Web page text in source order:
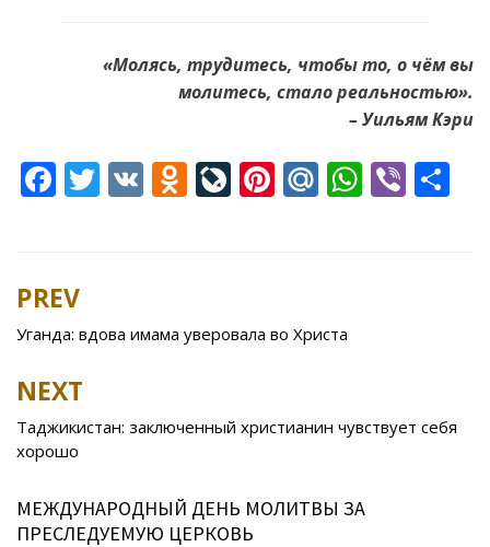
«Молясь, трудитесь, чтобы то, о чём вы
молитесь, стало реальностью».
– Уильям Кэри
F
b
o
o
k
T V O
kl
as
ni
Li
u
r
al
Pi
st
M
u
W Vi
Post
navigation
PREV
Уганда: вдова имама уверовала во Христа
NEXT
Таджикистан: заключенный христианин чувствует себя
хорошо
МЕЖДУНАРОДНЫЙ ДЕНЬ МОЛИТВЫ ЗА
ПРЕСЛЕДУЕМУЮ ЦЕРКОВЬ